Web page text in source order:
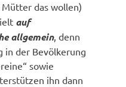
das wollen)
auf
allgemein, denn
in der Bevölkerung
sowie
ihn dann